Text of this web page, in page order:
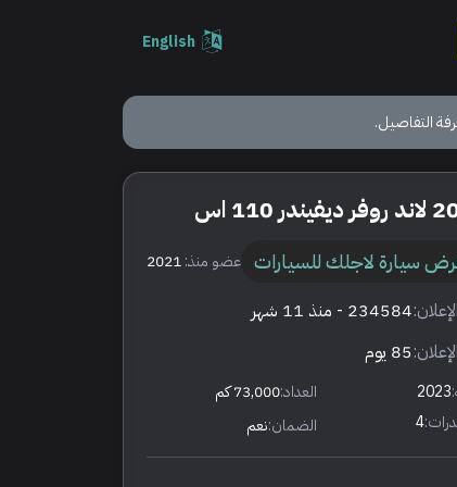
English
التفاصيل.
110 اس
سيارة لاجلك للسيارات عضو منذ:2021
234584 - منذ 11 شهر
85 يوم
2023 العداد:73,000 كم
4 الضمان:نعم